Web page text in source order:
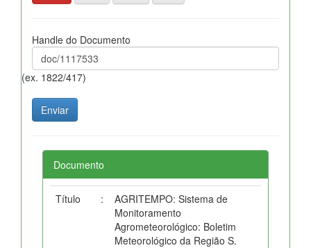
Handle do Documento
(ex. 1822/417)
Documento
Título :
AGRITEMPO: Sistema de
Monitoramento
Agrometeorológico: Boletim
Meteorológico da Região S.